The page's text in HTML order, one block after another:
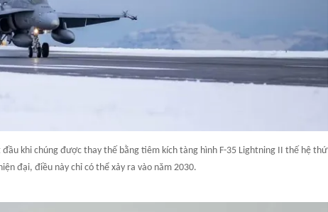
đầu khi chúng được thay thế bằng tiêm kích tàng hình F-35 Lightning II thế hệ thứ
đại, điều này chỉ có thể xảy ra vào năm 2030.